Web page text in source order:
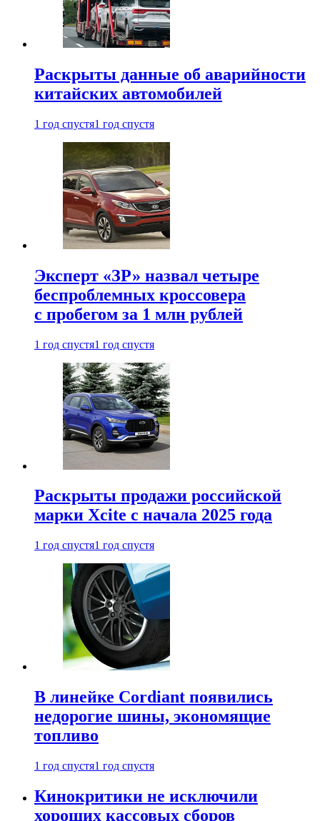
Раскрыты данные об аварийности
китайских автомобилей
1 год спустя1 год спустя
Эксперт «ЗР» назвал четыре
беспроблемных кроссовера
с пробегом за 1 млн рублей
1 год спустя1 год спустя
Раскрыты продажи российской
марки Xcite с начала 2025 года
1 год спустя1 год спустя
В линейке Cordiant появились
недорогие шины, экономящие
топливо
1 год спустя1 год спустя
Кинокритики не исключили
хороших кассовых сборов